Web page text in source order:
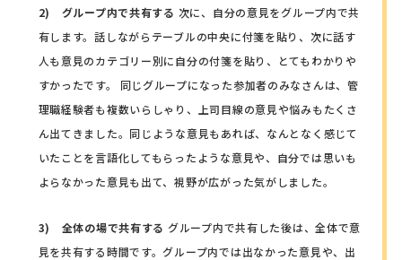
2) グループ内で共有する 次に、自分の意見をグループ内で共
有します。話しながらテーブルの中央に付箋を貼り、次に話す
人も意見のカテゴリー別に自分の付箋を貼り、とてもわかりや
すかったです。
同じグループになった参加者のみなさんは、管
理職経験者も複数いらしゃり、上司目線の意見や悩みもたくさ
ん出てきました。同じような意見もあれば、なんとなく感じて
いたことを言語化してもらったような意見や、自分では思いも
よらなかった意見も出て、視野が広がった気がしました。
3) 全体の場で共有する グループ内で共有した後は、全体で意
見を共有する時間です。グループ内では出なかった意見や、出